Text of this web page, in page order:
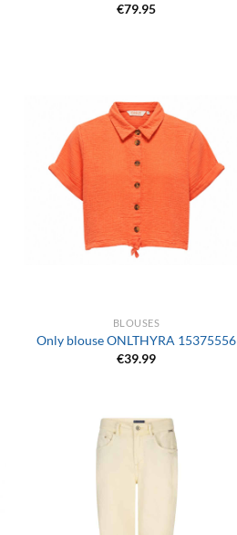
€79.95
BLOUSES
Only blouse ONLTHYRA 15375556
€39.99